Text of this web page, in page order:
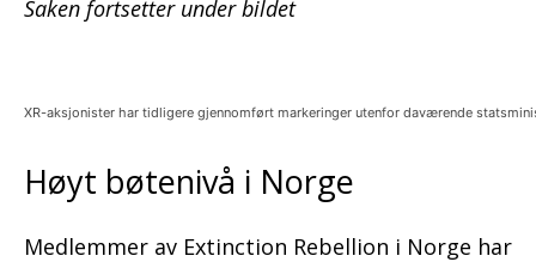
Saken fortsetter under bildet
XR-aksjonister har tidligere gjennomført markeringer utenfor daværende
Høyt bøtenivå i Norge
Medlemmer av Extinction Rebellion i Norge har